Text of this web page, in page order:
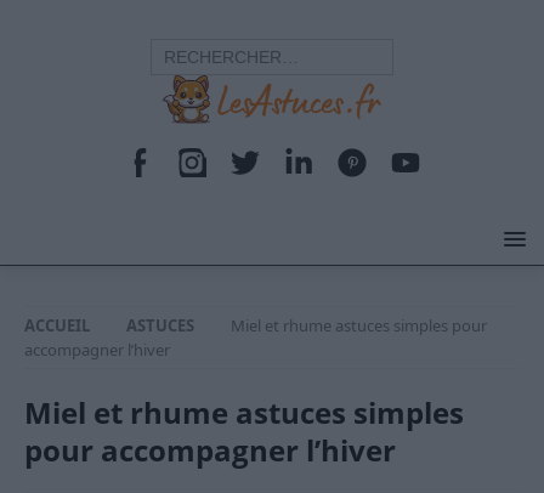
ACCUEIL ASTUCES
Miel et rhume astuces simples pour
accompagner l’hiver
Miel et rhume astuces simples
pour accompagner l’hiver